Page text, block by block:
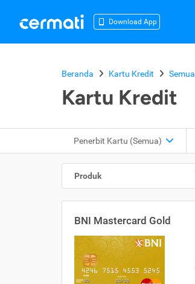
Download App
Beranda Kartu Kredit Semua
Kartu Kredit
Penerbit Kartu (Semua)
Produk
BNI Mastercard Gold